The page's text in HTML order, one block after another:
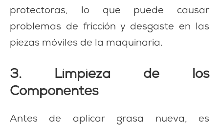
protectoras, lo que puede causar
problemas de fricción y desgaste en las
piezas móviles de la maquinaria.
3. Limpieza de los
Componentes
Antes de aplicar grasa nueva, es